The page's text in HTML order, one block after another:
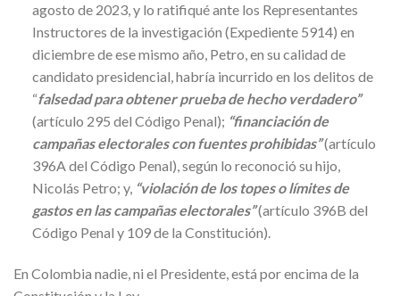
agosto de 2023, y lo ratifiqué ante los Representantes
Instructores de la investigación (Expediente 5914) en
diciembre de ese mismo año, Petro, en su calidad de
candidato presidencial, habría incurrido en los delitos de
“falsedad para obtener prueba de hecho verdadero”
(artículo 295 del Código Penal); “financiación de
campañas electorales con fuentes prohibidas”(artículo
396A del Código Penal), según lo reconoció su hijo,
Nicolás Petro; y, “violación de los topes o límites de
gastos en las campañas electorales”(artículo 396B del
Código Penal y 109 de la Constitución).
En Colombia nadie, ni el Presidente, está por encima de la